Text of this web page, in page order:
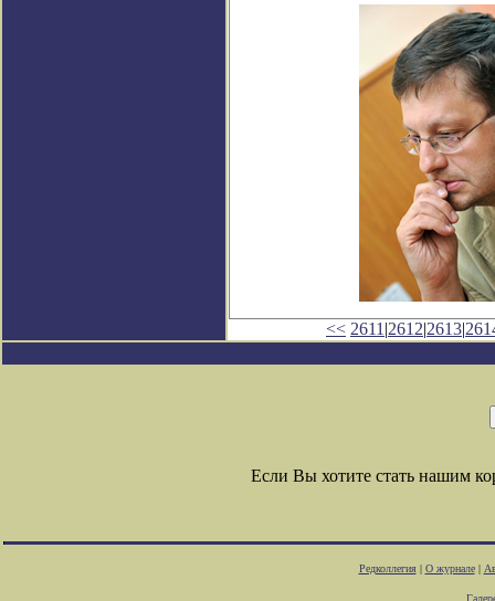
<< 2611 |2612|2613|
Если Вы хотите стать нашим
Редколлегия| О журнале|